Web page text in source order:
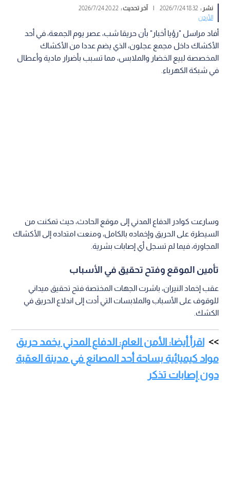
نشر :18:32 2026/7/24
| آخر تحديث :20:22 2026/7/24
الأردن
أفاد مراسل "رؤيا أخبار" بأن حريقا شب، عصر يوم الجمعة، في أحد
الأكشاك داخل مجمع عجلون، الذي يضم عددا من الأكشاك
المخصصة لبيع الخضار والملابس، مما تسبب بأضرار مادية وأعطال
في شبكة الكهرباء.
وسارعت كوادر الدفاع المدني إلى موقع الحادث، حيث تمكنت من
السيطرة على الحريق وإخماده بالكامل، ومنعت امتداده إلى الأكشاك
المجاورة، فيما لم تسجل أي إصابات بشرية.
تأمين الموقع وفتح تحقيق في الأسباب
عقب إخماد النيران، باشرت الجهات المختصة فتح تحقيق ميداني
للوقوف على الأسباب والملابسات التي أدت إلى اندلاع الحريق في
الكشك.
اقرأ أيضا: الأمن العام: الدفاع المدني يخمد حريق
مواد كيميائية بساحة أحد المصانع في مدينة العقبة
دون إصابات تذكر